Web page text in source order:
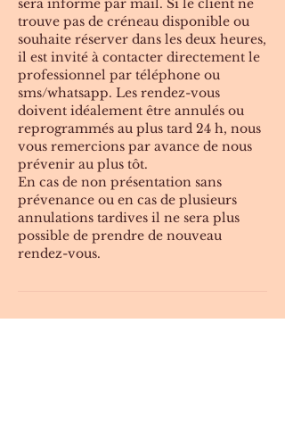
sera informé par mail. Si le client ne
trouve pas de créneau disponible ou
souhaite réserver dans les deux heures,
il est invité à contacter directement le
professionnel par téléphone ou
sms/whatsapp. Les rendez-vous
doivent idéalement être annulés ou
reprogrammés au plus tard 24 h, nous
vous remercions par avance de nous
prévenir au plus tôt.
En cas de non présentation sans
prévenance ou en cas de plusieurs
annulations tardives il ne sera plus
possible de prendre de nouveau
rendez-vous.